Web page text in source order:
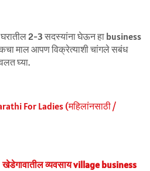
2-3 सदस्यांना घेऊन हा business
माल आपण विक्रेत्याशी चांगले सबंध
घ्या.
For Ladies (महिलांनसाठी /
खेडेगावातील व्यवसाय village business